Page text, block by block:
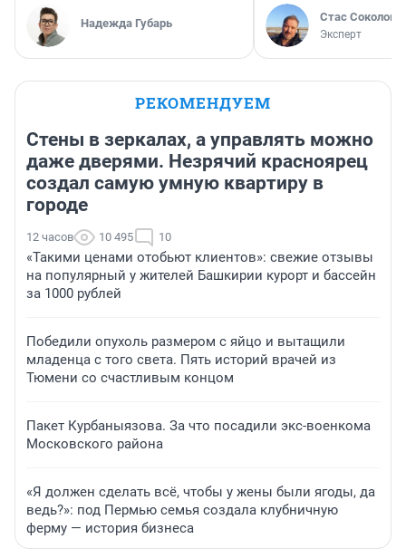
Надежда Губарь Стас Соколов
Эксперт
РЕКОМЕНДУЕМ
Стены в зеркалах, а управлять можно
даже дверями. Незрячий красноярец
создал самую умную квартиру в
городе
12 часов 10 495 10
«Такими ценами отобьют клиентов»: свежие отзывы
на популярный у жителей Башкирии курорт и бассейн
за 1000 рублей
Победили опухоль размером с яйцо и вытащили
младенца с того света. Пять историй врачей из
Тюмени со счастливым концом
Пакет Курбаныязова. За что посадили экс-военкома
Московского района
«Я должен сделать всё, чтобы у жены были ягоды, да
ведь?»: под Пермью семья создала клубничную
ферму — история бизнеса